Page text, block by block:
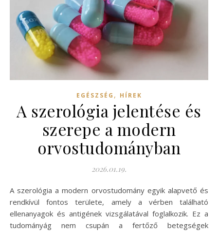
EGÉSZSÉG , HÍREK
A szerológia jelentése és
szerepe a modern
orvostudományban
2026.01.19.
A szerológia a modern orvostudomány egyik alapvető és
rendkívül fontos területe, amely a vérben található
ellenanyagok és antigének vizsgálatával foglalkozik. Ez a
tudományág nem csupán a fertőző betegségek